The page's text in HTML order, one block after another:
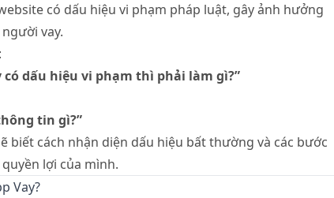
có dấu hiệu vi phạm pháp luật, gây ảnh hưởng
vay.
có dấu hiệu vi phạm thì phải làm gì?”
tin gì?”
biết cách nhận diện dấu hiệu bất thường và các bước
lợi của mình.
Vay?